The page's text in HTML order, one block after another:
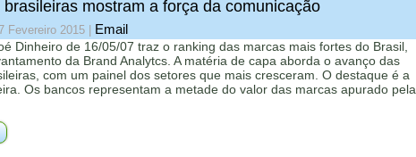
brasileiras mostram a força da comunicação
Fevereiro 2015 Email
Dinheiro de 16/05/07 traz o ranking das marcas mais fortes do Brasil,
da Brand Analytcs. A matéria de capa aborda o avanço das
com um painel dos setores que mais cresceram. O destaque é a
Os bancos representam a metade do valor das marcas apurado pela